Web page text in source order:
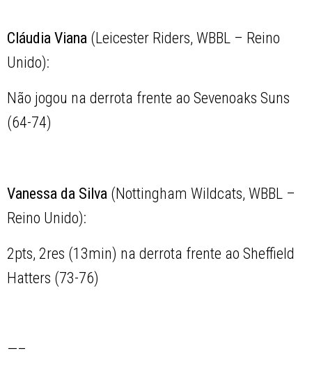
Cláudia Viana (Leicester Riders, WBBL – Reino
Unido):
Não jogou na derrota frente ao Sevenoaks Suns
(64-74)
Vanessa da Silva (Nottingham Wildcats, WBBL –
Reino Unido):
2pts, 2res (13min) na derrota frente ao Sheffield
Hatters (73-76)
—–